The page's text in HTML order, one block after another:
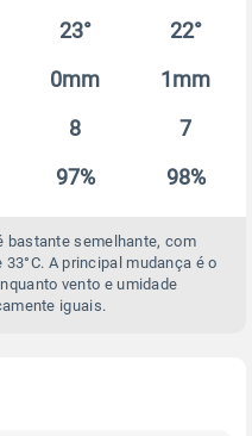
23° 22°
0mm 1mm
8 7
97% 98%
bastante semelhante, com
A principal mudança é o
vento e umidade
iguais.